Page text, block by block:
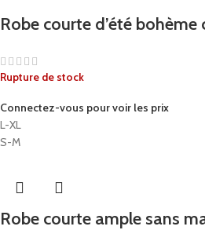
Robe courte d’été
Rupture de stock
Connectez-vous pour voir les prix
L-XL
S-M
Robe courte ample sans